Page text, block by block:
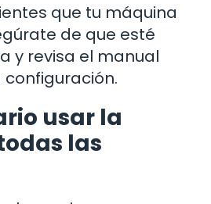
que tu máquina
de que esté
y revisa el manual
usar la
las